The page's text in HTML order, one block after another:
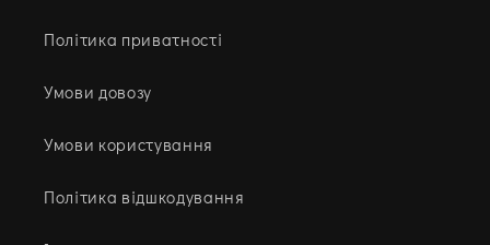
Політика приватності
Умови довозу
Умови користування
Політика відшкодування